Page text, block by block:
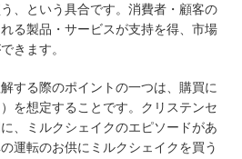
、という具合です。消費者・顧客の
る製品・サービスが支持を得、市場
きます。
する際のポイントの一つは、購買に
を想定することです。クリステンセ
、ミルクシェイクのエピソードがあ
運転のお供にミルクシェイクを買う